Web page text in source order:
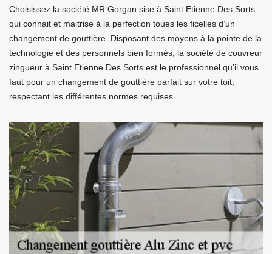
Choisissez la société MR Gorgan sise à Saint Etienne Des Sorts
qui connait et maitrise à la perfection toues les ficelles d’un
changement de gouttière. Disposant des moyens à la pointe de la
technologie et des personnels bien formés, la société de couvreur
zingueur à Saint Etienne Des Sorts est le professionnel qu’il vous
faut pour un changement de gouttière parfait sur votre toit,
respectant les différentes normes requises.